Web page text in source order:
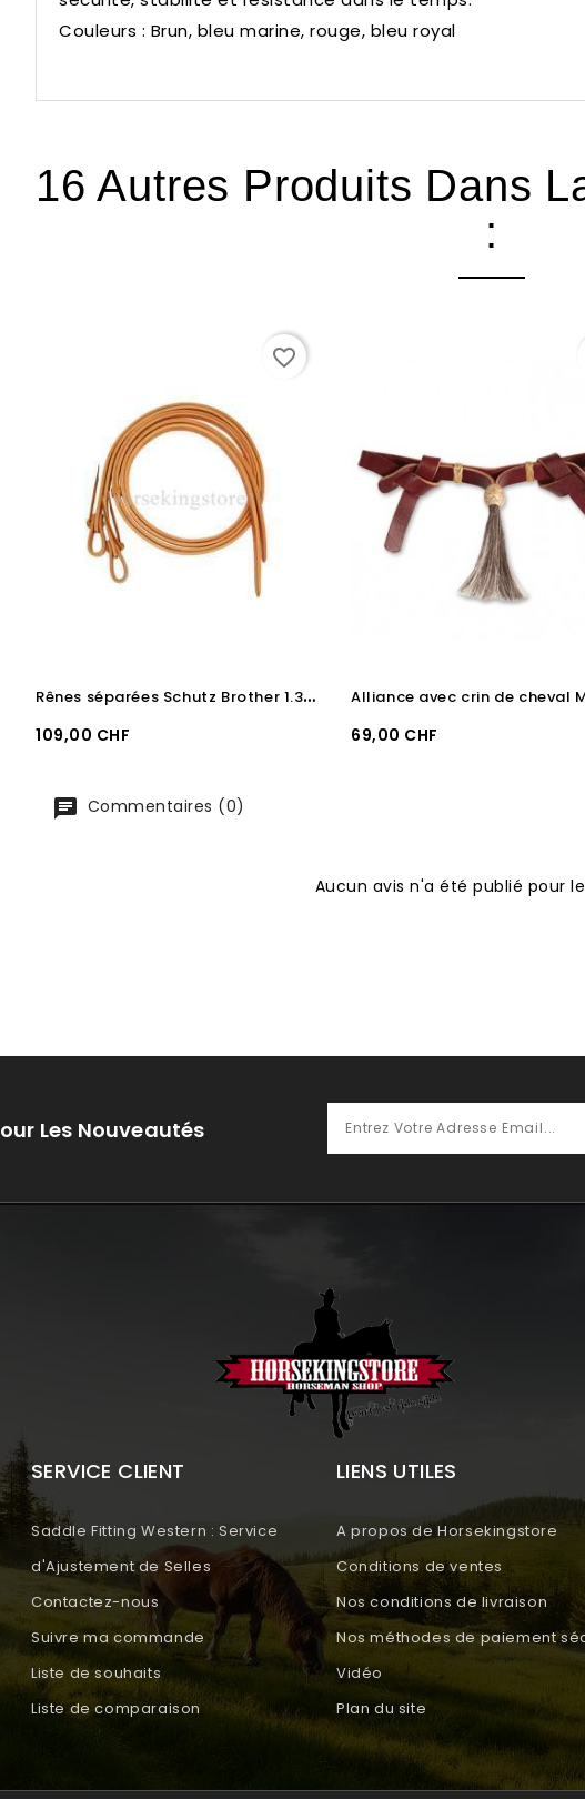
Couleurs : Brun, bleu marine, rouge, bleu royal
16 Autres Produits Dans
:
favorite_border
R
ênes séparées Schutz Brother 1.3 cm
Prix
109,00 CHF Prix
69,00 CHF
Commentaires (0)
Aucun avis n'a été publié pour
Les Nouveautés
SERVICE CLIENT
Saddle Fitting Western : Service
d'Ajustement de Selles
Contactez-nous
Suivre ma commande
Liste de souhaits
Liste de comparaison
LIENS UTILES
A propos de Horsekingstore
Conditions de ventes
Nos conditions de livraison
Nos méthodes de paiement
Vidéo
Plan du site